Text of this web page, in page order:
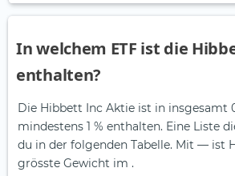
In welchem ETF ist die
enthalten?
Die Hibbett Inc Aktie ist in insgesamt
mindestens 1 % enthalten. Eine Liste
du in der folgenden Tabelle. Mit — ist
grösste Gewicht im .